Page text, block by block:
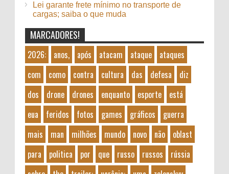
Lei garante frete mínimo no transporte de
cargas; saiba o que muda
MARCADORES!
2026: anos, após atacam ataque
ataques
com
como contra cultura das defesa
diz
dos
drone drones enquanto esporte
está
eua
feridos fotos games gráficos
guerra
mais
man milhões mundo novo não
oblast
para
politica por que russo russos
rússia